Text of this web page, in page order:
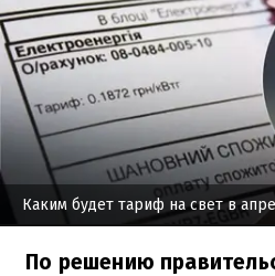
Каким будет тариф на свет в
По решению